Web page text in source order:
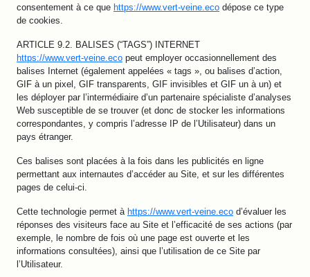
consentement à ce que https://www.vert-veine.eco dépose ce type
de cookies.
ARTICLE 9.2. BALISES (“TAGS”) INTERNET
https://www.vert-veine.eco peut employer occasionnellement des
balises Internet (également appelées « tags », ou balises d’action,
GIF à un pixel, GIF transparents, GIF invisibles et GIF un à un) et
les déployer par l’intermédiaire d’un partenaire spécialiste d’analyses
Web susceptible de se trouver (et donc de stocker les informations
correspondantes, y compris l’adresse IP de l’Utilisateur) dans un
pays étranger.
Ces balises sont placées à la fois dans les publicités en ligne
permettant aux internautes d’accéder au Site, et sur les différentes
pages de celui-ci.
Cette technologie permet à https://www.vert-veine.eco d’évaluer les
réponses des visiteurs face au Site et l’efficacité de ses actions (par
exemple, le nombre de fois où une page est ouverte et les
informations consultées), ainsi que l’utilisation de ce Site par
l’Utilisateur.